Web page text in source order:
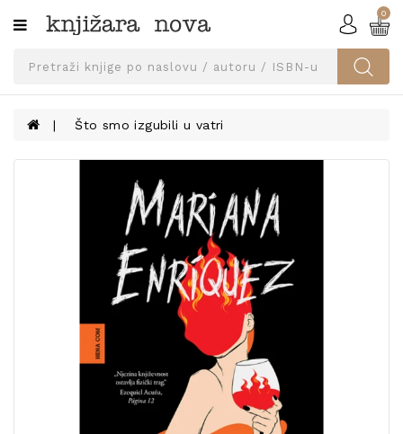
Kategorije
SVEUČILIŠNA
UDŽBENICI
KNJIGE
0
Što smo izgubili u vatri